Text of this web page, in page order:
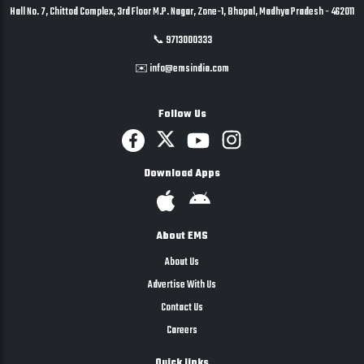
Hall No. 7, Chittod Complex, 3rd Floor M.P. Nagar, Zone-1, Bhopal, Madhya Pradesh - 462011
📞 9713000333
✉️ info@emsindia.com
Follow Us
Download Apps
About EMS
About Us
Advertise With Us
Contact Us
Careers